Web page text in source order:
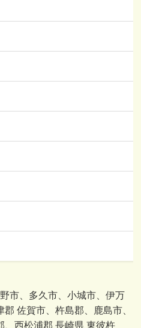
市、多久市、小城市、伊万
佐賀市、杵島郡、鹿島市、
、西松浦郡 長崎県 東彼杵